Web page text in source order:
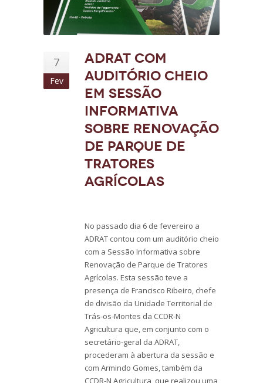
7
Fev
ADRAT com
auditório cheio
em Sessão
Informativa
sobre Renovação
de Parque de
Tratores
Agrícolas
No passado dia 6 de fevereiro a
ADRAT contou com um auditório cheio
com a Sessão Informativa sobre
Renovação de Parque de Tratores
Agrícolas. Esta sessão teve a
presença de Francisco Ribeiro, chefe
de divisão da Unidade Territorial de
Trás-os-Montes da CCDR-N
Agricultura que, em conjunto com o
secretário-geral da ADRAT,
procederam à abertura da sessão e
com Armindo Gomes, também da
CCDR-N Agricultura, que realizou uma